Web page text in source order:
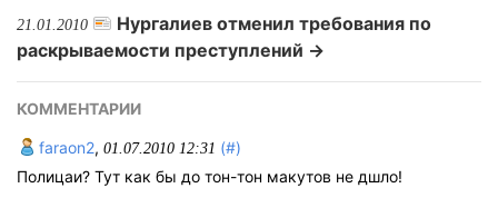
21.01.2010
Нургалиев отменил требования по
раскрываемости преступлений →
КОММЕНТАРИИ
faraon2, 01.07.2010 12:31 (#)
Полицаи? Тут как бы до тон-тон макутов не дшло!